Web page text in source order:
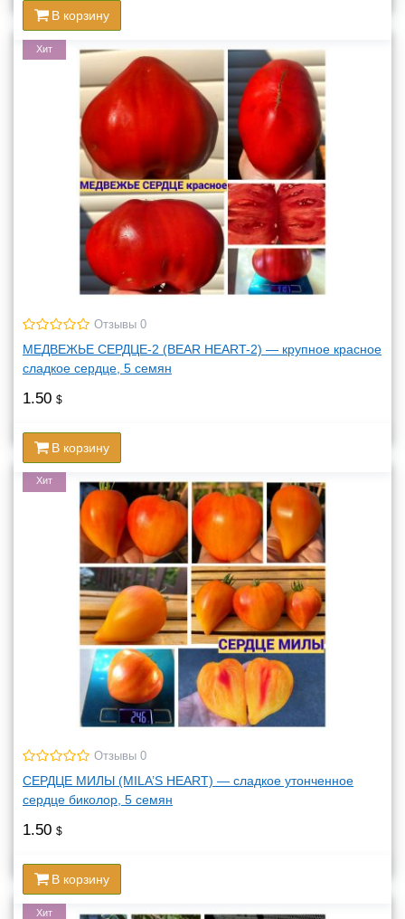
В корзину
Хит
Отзывы 0
МЕДВЕЖЬЕ СЕРДЦЕ-2 (BEAR HEART-2) — крупное красное
сладкое сердце, 5 семян
1.50 $
В корзину
Хит
Отзывы 0
СЕРДЦЕ МИЛЫ (MILA’S HEART) — сладкое утонченное
сердце биколор, 5 семян
1.50 $
В корзину
Хит